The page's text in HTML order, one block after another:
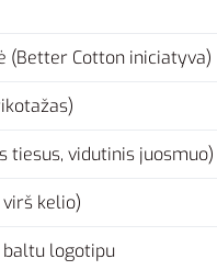
(Better Cotton iniciatyva)
tiesus, vidutinis juosmuo)
kelio)
baltu logotipu